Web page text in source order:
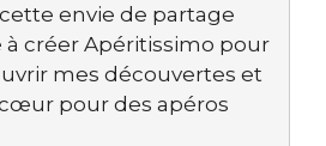
envie de partage
à créer Apéritissimo pour
mes découvertes et
pour des apéros